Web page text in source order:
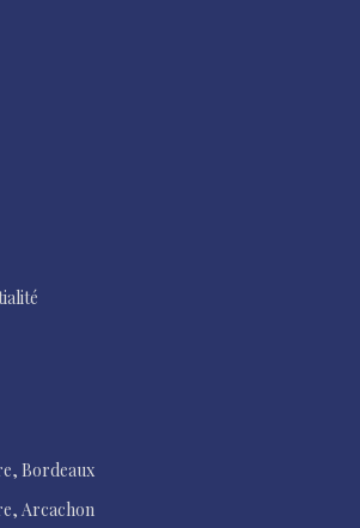
Bordeaux
Arcachon